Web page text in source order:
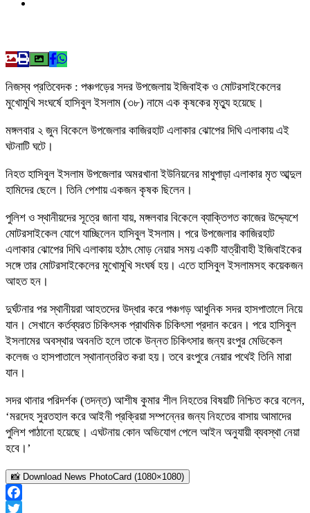
নিজস্ব প্রতিবেদক : পঞ্চগড়ের সদর উপজেলায় ইজিবাইক ও মোটরসাইকেলের
মুখোমুখি সংঘর্ষে হাসিবুল ইসলাম (৩৮) নামে এক কৃষকের মৃত্যু হয়েছে।
মঙ্গলবার ২ জুন বিকেলে উপজেলার কাজিরহাট এলাকার ঝোপের দিঘি এলাকায় এই
ঘটনাটি ঘটে।
নিহত হাসিবুল ইসলাম উপজেলার অমরখানা ইউনিয়নের মাধুপাড়া এলাকার মৃত আব্দুল
হামিদের ছেলে। তিনি পেশায় একজন কৃষক ছিলেন।
পুলিশ ও স্থানীয়দের সূত্রে জানা যায়, মঙ্গলবার বিকেলে ব্যাক্তিগত কাজের উদ্দ্যেশে
মোটরসাইকেল যোগে যাচ্ছিলেন হাসিবুল ইসলাম। পরে উপজেলার কাজিরহাট
এলাকার ঝোপের দিঘি এলাকায় হঠাৎ মোড় নেয়ার সময় একটি যাত্রীবাহী ইজিবাইকের
সঙ্গে তার মোটরসাইকেলের মুখোমুখি সংঘর্ষ হয়। এতে হাসিবুল ইসলামসহ কয়েকজন
আহত হন।
দুর্ঘটনার পর স্থানীয়রা আহতদের উদ্ধার করে পঞ্চগড় আধুনিক সদর হাসপাতালে নিয়ে
যান। সেখানে কর্তব্যরত চিকিৎসক প্রাথমিক চিকিৎসা প্রদান করেন। পরে হাসিবুল
ইসলামের অবস্থার অবনতি হলে তাকে উন্নত চিকিৎসার জন্য রংপুর মেডিকেল
কলেজ ও হাসপাতালে স্থানান্তরিত করা হয়। তবে রংপুরে নেয়ার পথেই তিনি মারা
যান।
সদর থানার পরিদর্শক (তদন্ত) আশীষ কুমার শীল নিহতের বিষয়টি নিশ্চিত করে বলেন,
‘মরদেহ সুরতহাল করে আইনী প্রক্রিয়া সম্পন্নের জন্য নিহতের বাসায় আমাদের
পুলিশ পাঠানো হয়েছে। এঘটনায় কোন অভিযোগ পেলে আইন অনুযায়ী ব্যবস্থা নেয়া
হবে।’
📸 Download News PhotoCard (1080×1080)
Facebook